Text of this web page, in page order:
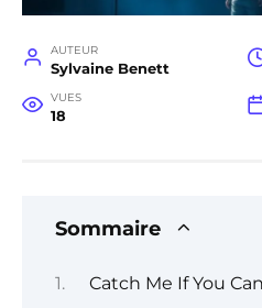
AUTEUR
Sylvaine Benett
VUES
18
Sommaire
Catch Me If You